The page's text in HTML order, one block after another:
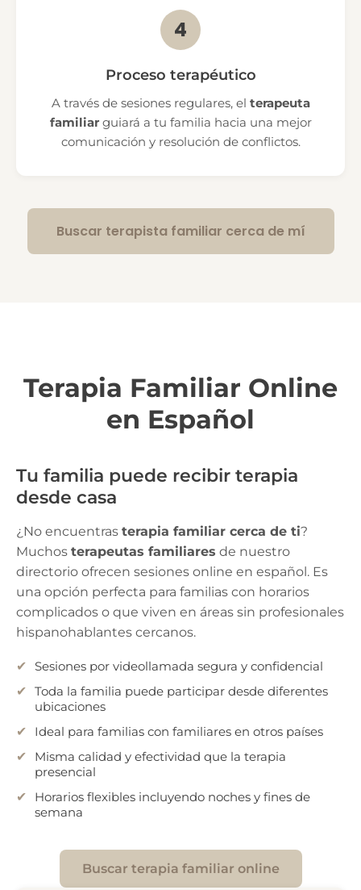
4
Proceso terapéutico
A través de sesiones regulares, el terapeuta
familiarguiará a tu familia hacia una mejor
comunicación y resolución de conflictos.
Buscar terapista familiar cerca de mí
Terapia Familiar Online
en Español
Tu familia puede recibir terapia
desde casa
¿No encuentras terapia familiar cerca de ti?
Muchos terapeutas familiares de nuestro
directorio ofrecen sesiones online en español. Es
una opción perfecta para familias con horarios
complicados o que viven en áreas sin profesionales
hispanohablantes cercanos.
Sesiones por videollamada segura y confidencial
Toda la familia puede participar desde diferentes
ubicaciones
Ideal para familias con familiares en otros países
Misma calidad y efectividad que la terapia
presencial
Horarios flexibles incluyendo noches y fines de
semana
Buscar terapia familiar online